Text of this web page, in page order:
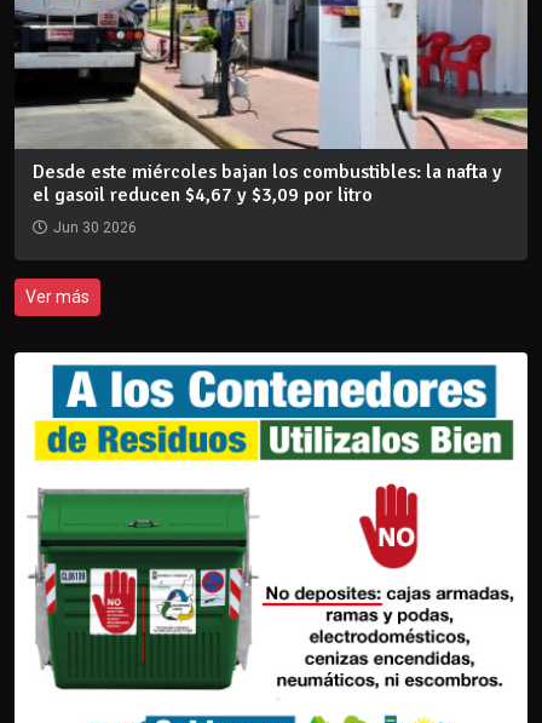
Desde este miércoles bajan los combustibles: la nafta y
el gasoil reducen $4,67 y $3,09 por litro
Jun 30 2026
Ver más